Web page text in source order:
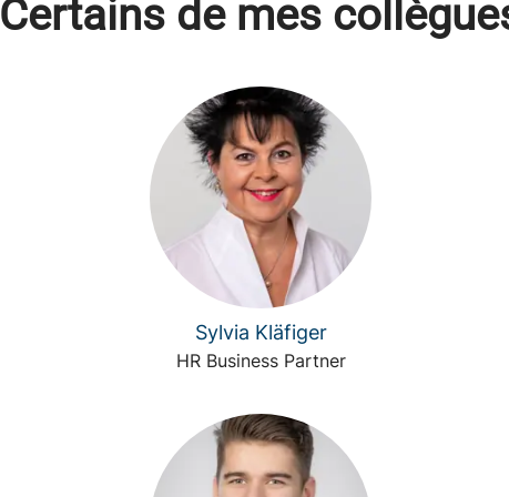
Certains de mes
Sylvia Kläfiger
HR Business Partner